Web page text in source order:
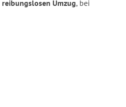
reibungslosen Umzug, bei